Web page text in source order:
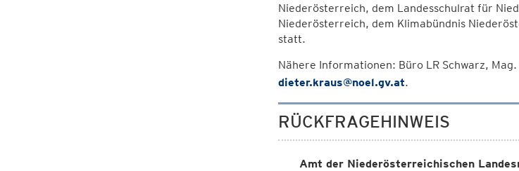
Niederösterreich, dem Landesschulrat für
Niederösterreich, dem Klimabündnis
statt.
Nähere Informationen: Büro LR Schwarz,
dieter.kraus@noel.gv.at.
RÜCKFRAGEHINWEIS
Amt der Niederösterreichischen